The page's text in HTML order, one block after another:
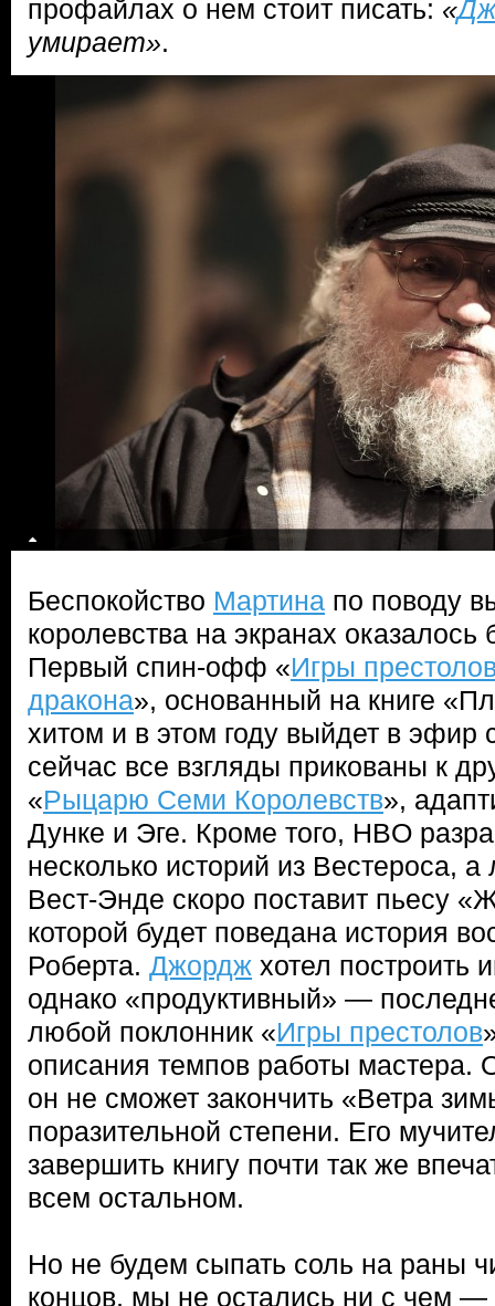
профайлах о нем стоит писать: «
умирает».
Беспокойство Мартина по поводу
королевства на экранах
Первый спин-офф «Игры
дракона», основанный на книге
хитом и в этом году выйдет в эфир
сейчас все взгляды прикованы к
«Рыцарю Семи Королевств»,
Дунке и Эге. Кроме того, HBO
несколько историй из Вестероса, а
Вест-Энде скоро поставит пьесу
которой будет поведана история
Роберта. Джордж хотел построить
однако «продуктивный» —
любой поклонник «Игры престолов
описания темпов работы мастера.
он не сможет закончить «Ветра
поразительной степени. Его
завершить книгу почти так же
всем остальном.
Но не будем сыпать соль на раны
концов, мы не остались ни с чем —